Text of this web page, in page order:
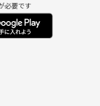
必要です